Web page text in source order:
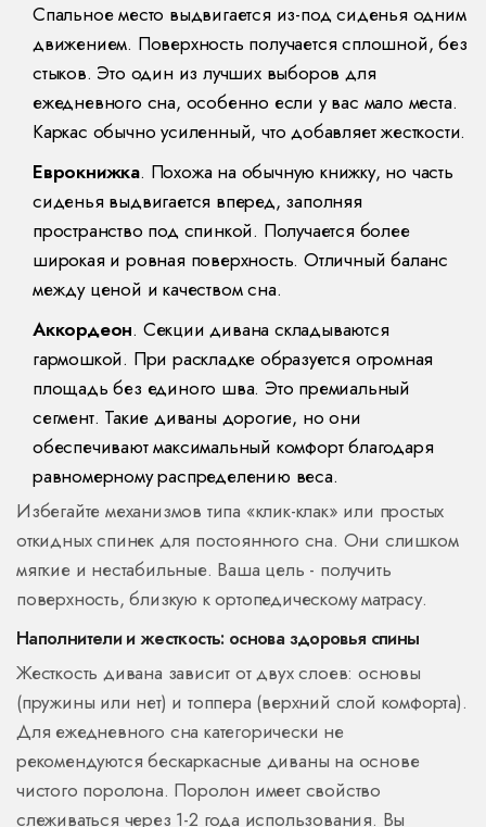
Спальное место выдвигается из-под сиденья одним
движением. Поверхность получается сплошной, без
стыков. Это один из лучших выборов для
ежедневного сна, особенно если у вас мало места.
Каркас обычно усиленный, что добавляет жесткости.
Еврокнижка. Похожа на обычную книжку, но часть
сиденья выдвигается вперед, заполняя
пространство под спинкой. Получается более
широкая и ровная поверхность. Отличный баланс
между ценой и качеством сна.
Аккордеон. Секции дивана складываются
гармошкой. При раскладке образуется огромная
площадь без единого шва. Это премиальный
сегмент. Такие диваны дорогие, но они
обеспечивают максимальный комфорт благодаря
равномерному распределению веса.
Избегайте механизмов типа «клик-клак» или простых
откидных спинек для постоянного сна. Они слишком
мягкие и нестабильные. Ваша цель - получить
поверхность, близкую к ортопедическому матрасу.
Наполнители и жесткость: основа здоровья спины
Жесткость дивана зависит от двух слоев: основы
(пружины или нет) и топпера (верхний слой комфорта).
Для ежедневного сна категорически не
рекомендуются бескаркасные диваны на основе
чистого поролона. Поролон имеет свойство
слеживаться через 1-2 года использования. Вы